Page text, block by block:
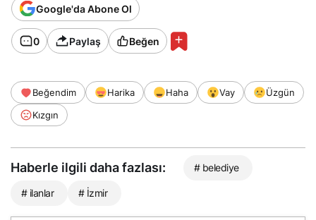
Google'da Abone Ol
0 Paylaş Beğen
Beğendim Harika Haha Vay
Üzgün
Kızgın
Haberle ilgili daha fazlası: # belediye
# ilanlar # İzmir